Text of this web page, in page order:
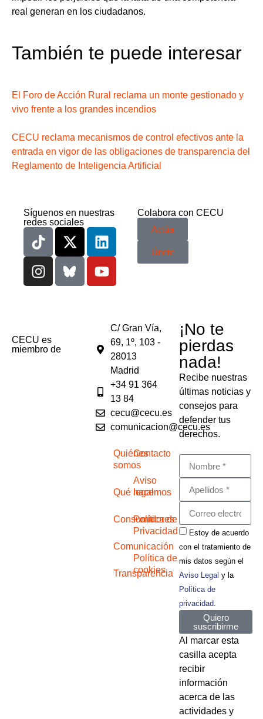
real generan en los ciudadanos.
También te puede interesar
El Foro de Acción Rural reclama un monte gestionado y
vivo frente a los grandes incendios
CECU reclama mecanismos de control efectivos ante la
entrada en vigor de las obligaciones de transparencia del
Reglamento de Inteligencia Artificial
Síguenos en nuestras
redes sociales
Colabora con CECU
Actúa
Únete
CECU es
miembro de
C/ Gran Vía,
69, 1º, 103 -
28013
Madrid
+34 91 364
13 84
cecu@cecu.es
comunicacion@cecu.es
Quiénes
somos
Qué hacemos
Consumidores
Comunicación
Transparencia
Contacto
Aviso
legal
Política de
Privacidad
Política de
cookies
¡No te
pierdas
nada!
Recibe nuestras
últimas noticias y
consejos para
defender tus
derechos.
Estoy de acuerdo
con el tratamiento de
mis datos según el
Aviso Legal y la
Política de
privacidad
Quiero
suscribirme
Al marcar esta
casilla acepta
recibir
información
acerca de las
actividades y